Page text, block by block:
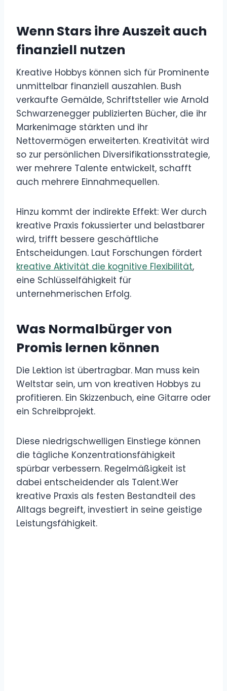
Wenn Stars ihre Auszeit auch
finanziell nutzen
Kreative Hobbys können sich für Prominente
unmittelbar finanziell auszahlen. Bush
verkaufte Gemälde, Schriftsteller wie Arnold
Schwarzenegger publizierten Bücher, die ihr
Markenimage stärkten und ihr
Nettovermögen erweiterten. Kreativität wird
so zur persönlichen Diversifikationsstrategie,
wer mehrere Talente entwickelt, schafft
auch mehrere Einnahmequellen.
Hinzu kommt der indirekte Effekt: Wer durch
kreative Praxis fokussierter und belastbarer
wird, trifft bessere geschäftliche
Entscheidungen. Laut Forschungen fördert
kreative Aktivität die kognitive Flexibilität,
eine Schlüsselfähigkeit für
unternehmerischen Erfolg.
Was Normalbürger von
Promis lernen können
Die Lektion ist übertragbar. Man muss kein
Weltstar sein, um von kreativen Hobbys zu
profitieren. Ein Skizzenbuch, eine Gitarre oder
ein Schreibprojekt.
Diese niedrigschwelligen Einstiege können
die tägliche Konzentrationsfähigkeit
spürbar verbessern. Regelmäßigkeit ist
dabei entscheidender als Talent.Wer
kreative Praxis als festen Bestandteil des
Alltags begreift, investiert in seine geistige
Leistungsfähigkeit.